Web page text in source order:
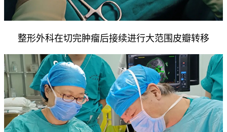
整形外科在切完肿瘤后接续进行大范围皮瓣转移